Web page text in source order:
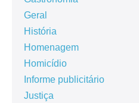
Geral
História
Homenagem
Homicídio
Informe publicitário
Justiça